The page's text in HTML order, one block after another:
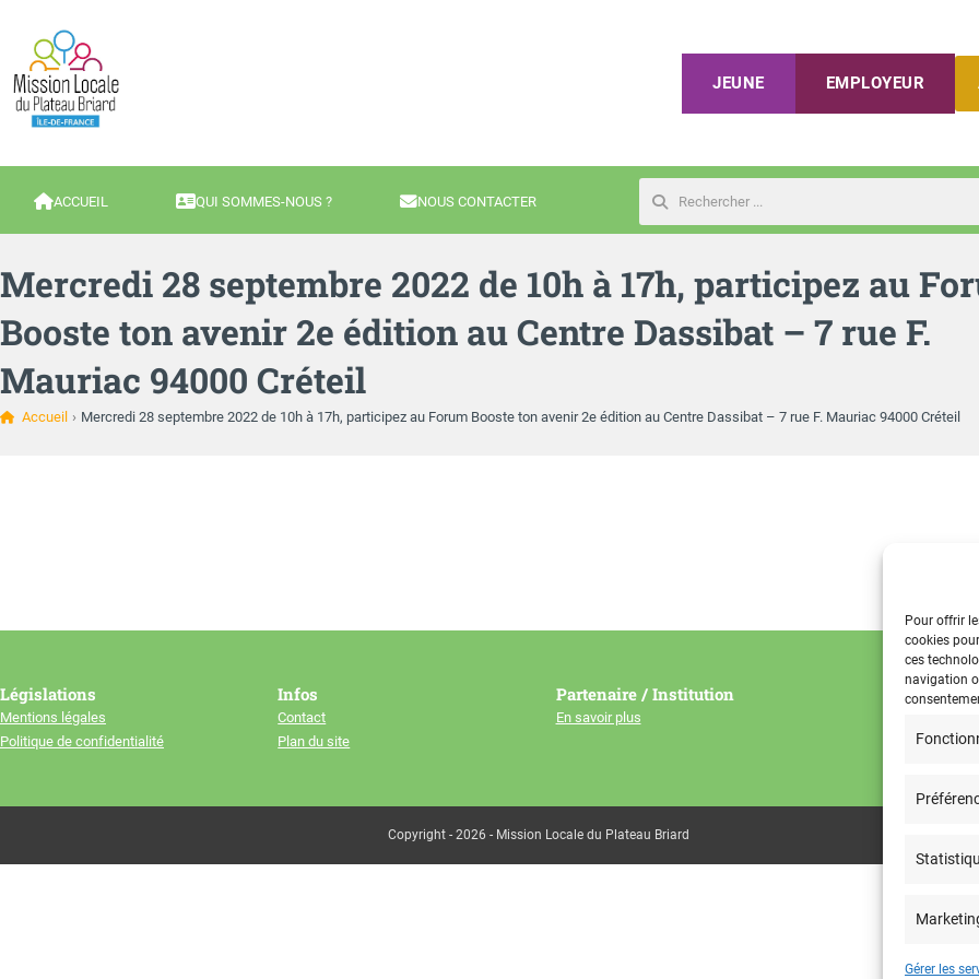
Pour offrir
cookies
ces
navigation
Gérer les
JEUNE EMPLOYEUR
ACCUEIL QUI SOMMES-NOUS ? NOUS CONTACTER
Rechercher
Mercredi 28 septembre 2022 de 10h à 17h, participez au
Booste ton avenir 2e édition au Centre Dassibat – 7 rue F.
Mauriac 94000 Créteil
Accueil › Mercredi 28 septembre 2022 de 10h à 17h, participez au Forum Booste ton avenir 2e édition au Centre Dassibat – 7 rue F. Mauriac 94000 Créteil
Législations
Mentions légales
Politique de confidentialité
Infos
Contact
Plan du site
Partenaire / Institution
En savoir plus
Copyright - 2026 - Mission Locale du Plateau Briard